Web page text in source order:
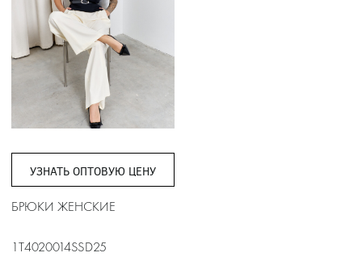
УЗНАТЬ ОПТОВУЮ ЦЕНУ
БРЮКИ ЖЕНСКИЕ
1T4020014SSD25